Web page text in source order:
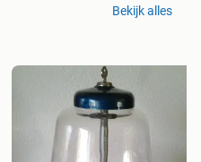
Bekijk alles